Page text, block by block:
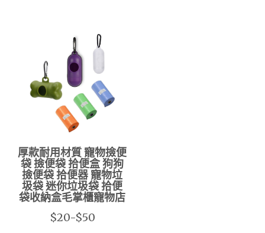
厚款耐用材質 寵物撿便
袋 撿便袋 拾便盒 狗狗
撿便袋 拾便器 寵物垃
圾袋 迷你垃圾袋 拾便
袋收納盒毛掌櫃寵物店
$20-$50